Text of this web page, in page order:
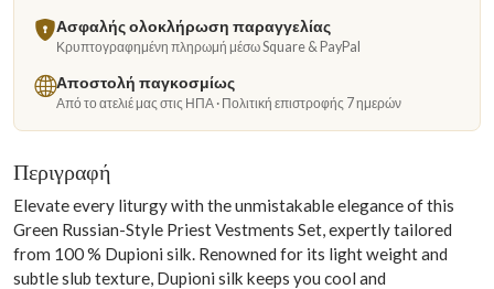
Ασφαλής ολοκλήρωση παραγγελίας
Κρυπτογραφημένη πληρωμή μέσω Square & PayPal
Αποστολή παγκοσμίως
Από το ατελιέ μας στις ΗΠΑ · Πολιτική επιστροφής 7 ημερών
Περιγραφή
Elevate every liturgy with the unmistakable elegance of this
Green Russian-Style Priest Vestments Set, expertly tailored
from 100 % Dupioni silk. Renowned for its light weight and
subtle slub texture, Dupioni silk keeps you cool and